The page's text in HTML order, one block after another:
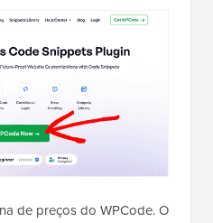
de preços do WPCode. O